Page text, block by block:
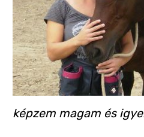
képzem magam és